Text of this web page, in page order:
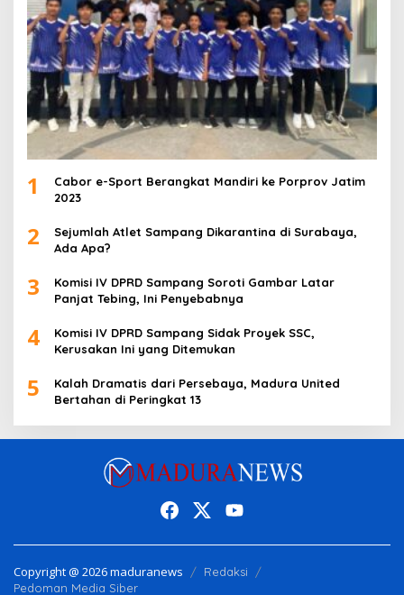
1
Cabor e-Sport Berangkat Mandiri ke Porprov Jatim
2023
2
Sejumlah Atlet Sampang Dikarantina di Surabaya,
Ada Apa?
3
Komisi IV DPRD Sampang Soroti Gambar Latar
Panjat Tebing, Ini Penyebabnya
4
Komisi IV DPRD Sampang Sidak Proyek SSC,
Kerusakan Ini yang Ditemukan
5
Kalah Dramatis dari Persebaya, Madura United
Bertahan di Peringkat 13
Copyright @ 2026 maduranews
Redaksi
Pedoman Media Siber